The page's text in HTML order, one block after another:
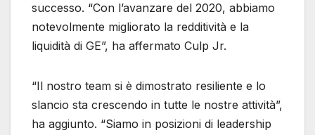
successo. “Con l’avanzare del 2020, abbiamo
notevolmente migliorato la redditività e la
liquidità di GE”, ha affermato Culp Jr.
“Il nostro team si è dimostrato resiliente e lo
slancio sta crescendo in tutte le nostre attività”,
ha aggiunto. “Siamo in posizioni di leadership